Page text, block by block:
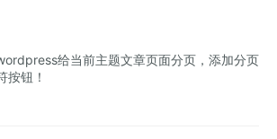
给当前主题文章页面分页，添加分页
按钮！